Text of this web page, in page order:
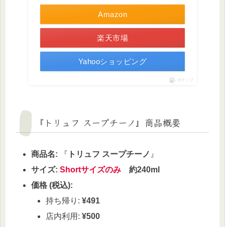
Amazon
楽天市場
Yahooショッピング
ポチップ
『トリュフ スープチーノ』商品概要
商品名: 『 トリュフ スープチーノ 』
サイズ: Shortサイズのみ
約240ml
価格 (税込):
持ち帰り:¥491
店内利用: ¥500